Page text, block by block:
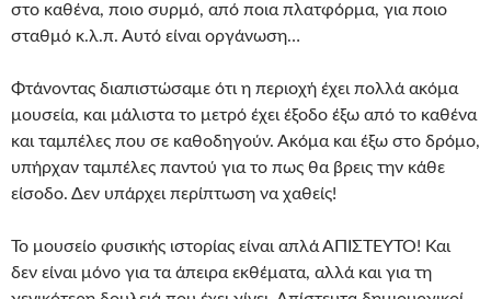
στο καθένα, ποιο συρμό, από ποια πλατφόρμα, για ποιο
σταθμό κ.λ.π. Αυτό είναι οργάνωση…
Φτάνοντας διαπιστώσαμε ότι η περιοχή έχει πολλά ακόμα
μουσεία, και μάλιστα το μετρό έχει έξοδο έξω από το καθένα
και ταμπέλες που σε καθοδηγούν. Ακόμα και έξω στο δρόμο,
υπήρχαν ταμπέλες παντού για το πως θα βρεις την κάθε
είσοδο. Δεν υπάρχει περίπτωση να χαθείς!
Το μουσείο φυσικής ιστορίας είναι απλά ΑΠΙΣΤΕΥΤΟ! Και
δεν είναι μόνο για τα άπειρα εκθέματα, αλλά και για τη